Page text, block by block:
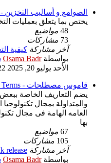
الصوامع و أساليب التخزين - Storage Section & Silos
يختص بما يتعلق بعمليات
48 مواضيع
73 مشاركات
آخر مشاركة كيفية
بواسطةOsama Badr
الأحد يوليو 20, 2025 9:22 pm
قاموس مصطلحات - Milling Technology & General Terms
يضم التعاريف الخاصة
والمتداولة بمجال
العامه الهامة فى مجال
بها
67 مواضيع
105 مشاركات
آخر مشاركة release
بواسطةOsama Badr